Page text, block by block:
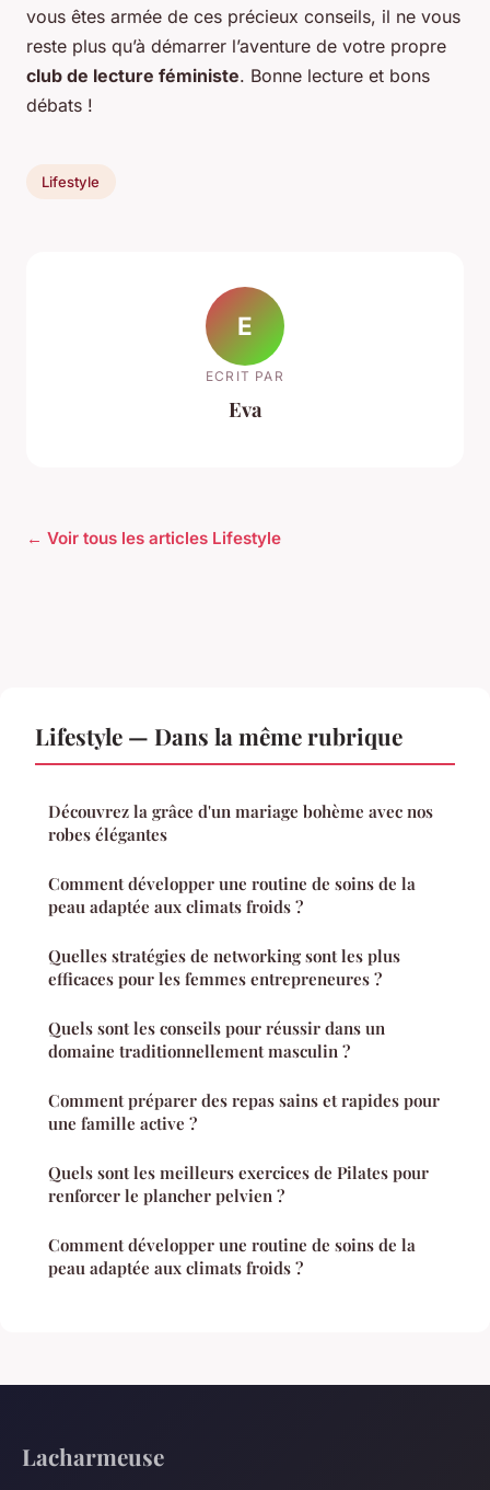
vous êtes armée de ces précieux conseils, il ne vous
reste plus qu’à démarrer l’aventure de votre propre
club de lecture féministe. Bonne lecture et bons
débats !
Lifestyle
E
ECRIT PAR
Eva
← Voir tous les articles Lifestyle
Lifestyle — Dans la même rubrique
Découvrez la grâce d'un mariage bohème avec nos
robes élégantes
Comment développer une routine de soins de la
peau adaptée aux climats froids ?
Quelles stratégies de networking sont les plus
efficaces pour les femmes entrepreneures ?
Quels sont les conseils pour réussir dans un
domaine traditionnellement masculin ?
Comment préparer des repas sains et rapides pour
une famille active ?
Quels sont les meilleurs exercices de Pilates pour
renforcer le plancher pelvien ?
Comment développer une routine de soins de la
peau adaptée aux climats froids ?
Lacharmeuse